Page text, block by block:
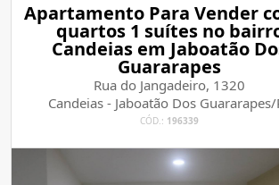
Apartamento Para Vender
quartos 1 suítes no
Candeias em Jaboatão
Guararapes
Rua do Jangadeiro, 1320
Candeias - Jaboatão Dos Guararapes/
CÓD.: 196339